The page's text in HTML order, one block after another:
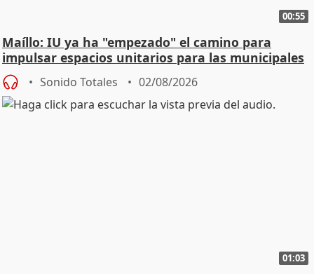
00:55
Maíllo: IU ya ha "empezado" el camino para
impulsar espacios unitarios para las municipales
Sonido Totales 02/08/2026
01:03